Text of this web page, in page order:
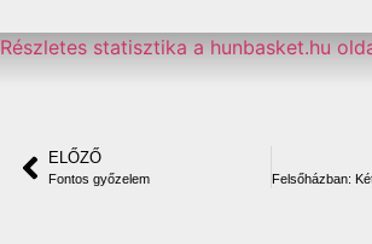
Részletes statisztika a hunbasket.hu
ELŐZŐ
Fontos győzelem